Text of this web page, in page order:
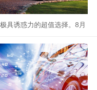
极具诱惑力的超值选择。8月